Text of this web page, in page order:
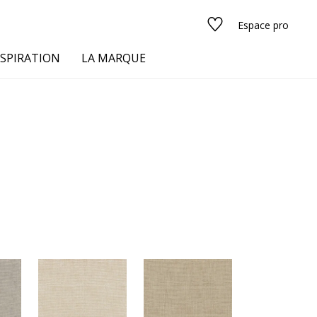
Espace pro
Voir tous les tissus
LA MARQUE